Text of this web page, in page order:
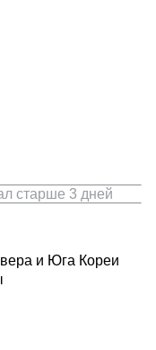
старше 3 дней
и Юга Кореи